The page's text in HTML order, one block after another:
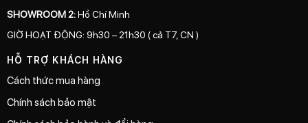
SHOWROOM 2:Hồ Chí Minh
GIỜ HOẠT ĐỘNG: 9h30 – 21h30 ( cả T7, CN )
HỖ TRỢ KHÁCH HÀNG
Cách thức mua hàng
Chính sách bảo mật